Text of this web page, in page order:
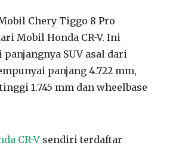
Chery Tiggo 8 Pro
Mobil Honda CR-V. Ini
SUV asal dari
panjang 4.722 mm,
1.745 mm dan wheelbase
CR-V sendiri terdaftar